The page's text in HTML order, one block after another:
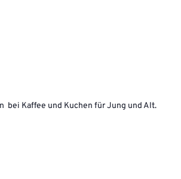
bei Kaffee und Kuchen für Jung und Alt.